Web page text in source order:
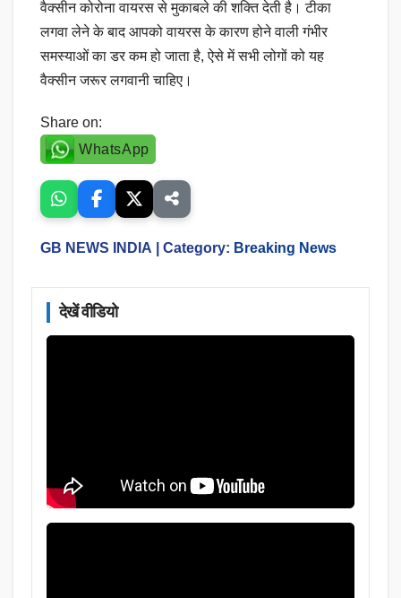
वैक्सीन कोरोना वायरस से मुकाबले की शक्ति देती है। टीका
लगवा लेने के बाद आपको वायरस के कारण होने वाली गंभीर
समस्याओं का डर कम हो जाता है, ऐसे में सभी लोगों को यह
वैक्सीन जरूर लगवानी चाहिए।
Share on:
WhatsApp
GB NEWS INDIA | Category: Breaking News
देखें वीडियो